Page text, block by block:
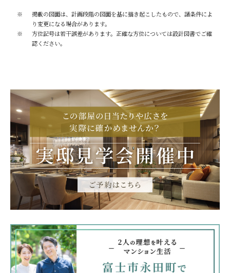
掲載の図面は、計画段階の図面を基に描き起こしたもので、諸条件によ
り変更になる場合があります。
方位記号は若干誤差があります。正確な方位については設計図書でご確
認ください。